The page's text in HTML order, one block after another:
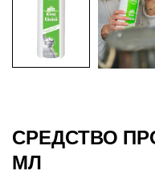
СРЕДСТВО
МЛ